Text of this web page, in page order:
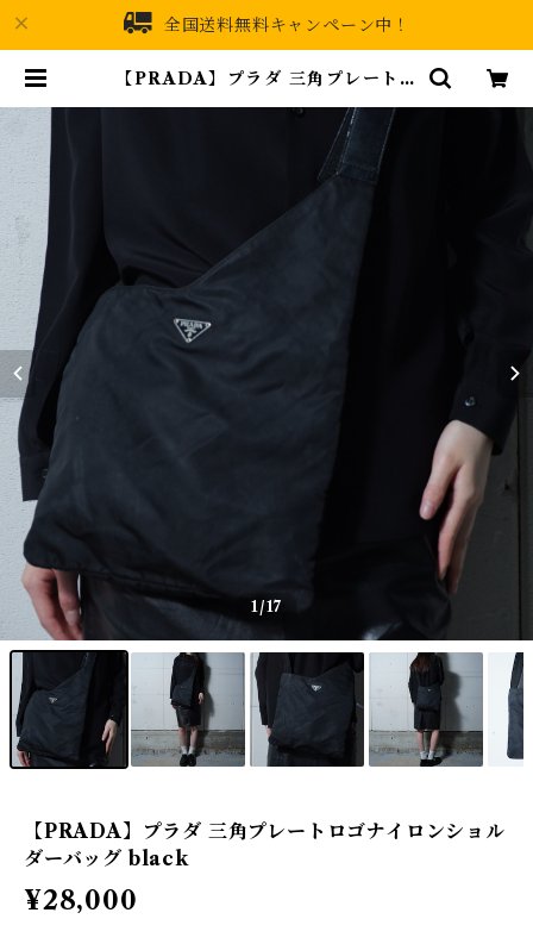
全国送料無料キャンペーン中！
【PRADA】プラダ 三角プレートロ
| MIXHIVE
1/17
【PRADA】プラダ 三角プレートロゴナイロンショル
ダーバッグ black
¥28,000